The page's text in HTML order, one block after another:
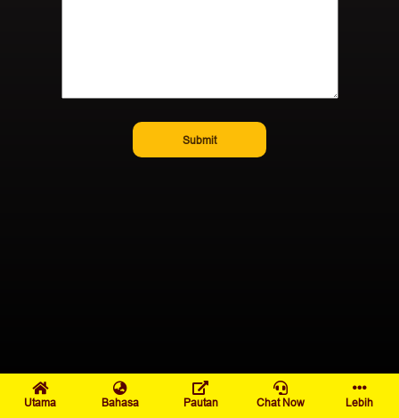
Submit
Utama Bahasa Pautan Chat Now Lebih